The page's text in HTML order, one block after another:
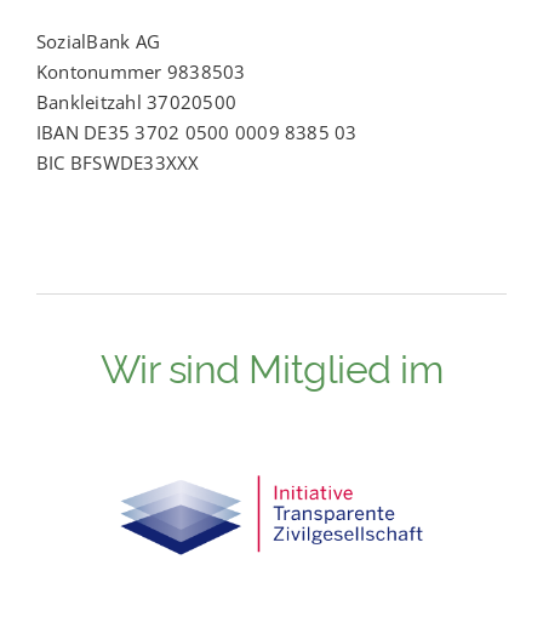
SozialBank AG
Kontonummer 9838503
Bankleitzahl 37020500
IBAN DE35 3702 0500 0009 8385 03
BIC BFSWDE33XXX
Wir sind Mitglied im